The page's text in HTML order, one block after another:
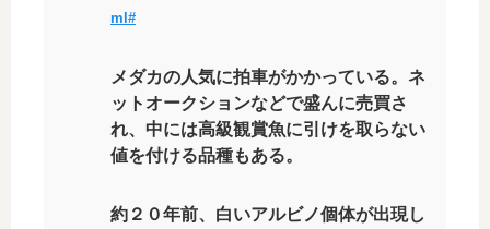
ml#
メダカの人気に拍車がかかっている。ネ
ットオークションなどで盛んに売買さ
れ、中には高級観賞魚に引けを取らない
値を付ける品種もある。
約２０年前、白いアルビノ個体が出現し